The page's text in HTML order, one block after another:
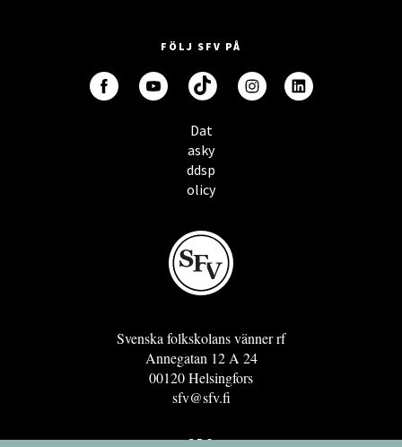
FÖLJ SFV PÅ
Dat
asky
ddsp
olicy
Svenska folkskolans vänner rf
Annegatan 12 A 24
00120 Helsingfors
sfv@sfv.fi
GRO